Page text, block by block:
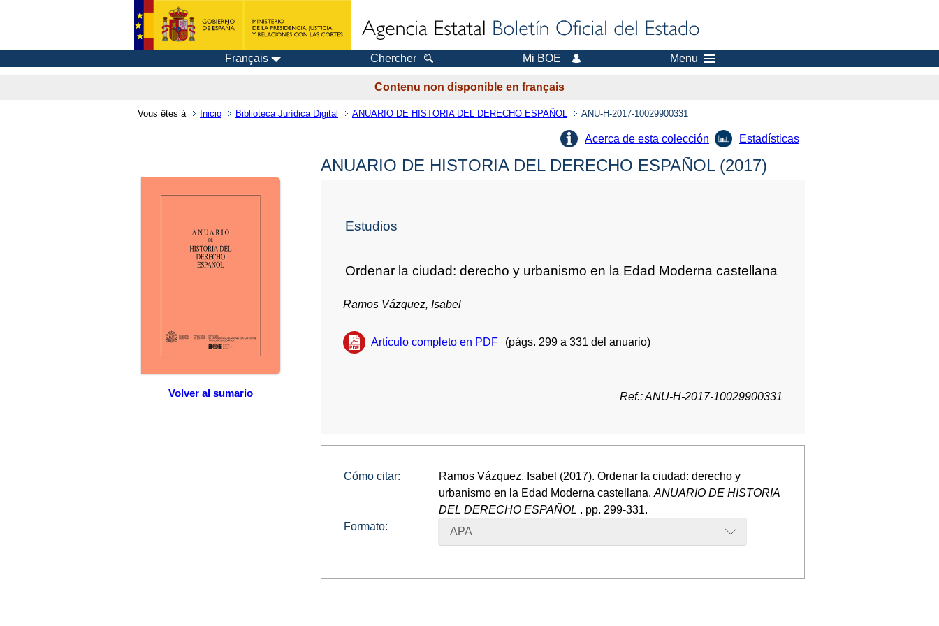
Français Chercher Mi BOE Menu
Contenu non disponible en français
Vous êtes à Inicio Biblioteca Jurídica Digital ANUARIO DE HISTORIA DEL DERECHO ESPAÑOL ANU-H-2017-10029900331
Acerca de esta colección Estadísticas
Volver al sumario
ANUARIO DE HISTORIA DEL DERECHO ESPAÑOL (2017)
Estudios
Ordenar la ciudad: derecho y urbanismo en la Edad Moderna castellana
Ramos Vázquez, Isabel
Artículo completo en PDF (págs. 299 a 331 del anuario)
Ref.: ANU-H-2017-10029900331
Cómo citar:
Ramos Vázquez, Isabel (2017). Ordenar la ciudad: derecho y
urbanismo en la Edad Moderna castellana.ANUARIO DE HISTORIA
DEL DERECHO ESPAÑOL . pp. 299-331.
Formato:
APA